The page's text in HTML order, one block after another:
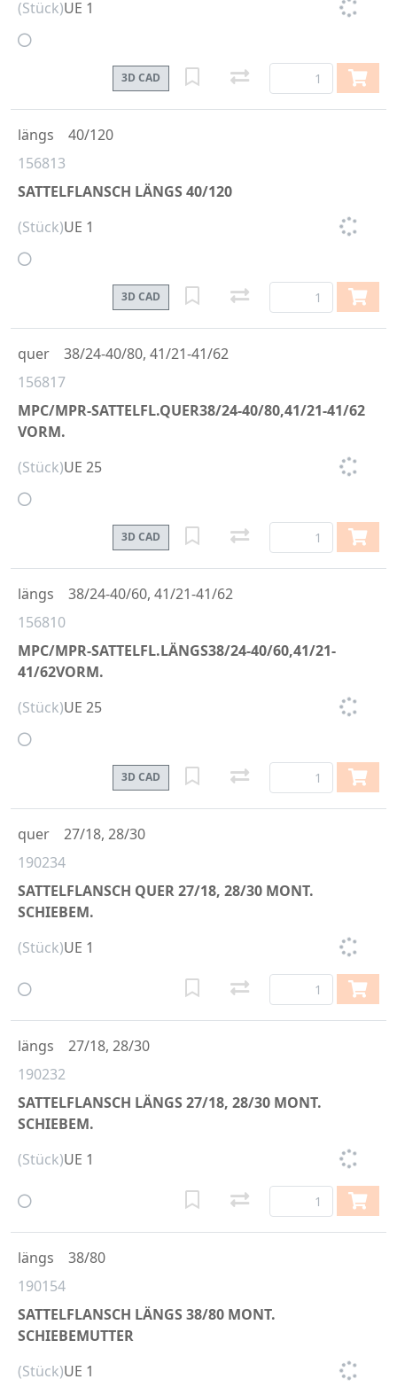
(Stück)UE 1
3D CAD
156813
SATTELFLANSCH LÄNGS 40/120
längs 40/120
(Stück)UE 1
3D CAD
156817
MPC/MPR-SATTELFL.QUER38/24-40/80,41/21-41/62
VORM.
quer 38/24-40/80, 41/21-41/62
(Stück)UE 25
3D CAD
156810
MPC/MPR-SATTELFL.LÄNGS38/24-40/60,41/21-
41/62VORM.
längs 38/24-40/60, 41/21-41/62
(Stück)UE 25
3D CAD
190234
SATTELFLANSCH QUER 27/18, 28/30 MONT.
SCHIEBEM.
quer 27/18, 28/30
(Stück)UE 1
190232
SATTELFLANSCH LÄNGS 27/18, 28/30 MONT.
SCHIEBEM.
längs 27/18, 28/30
(Stück)UE 1
190154
SATTELFLANSCH LÄNGS 38/80 MONT.
SCHIEBEMUTTER
längs 38/80
(Stück)UE 1